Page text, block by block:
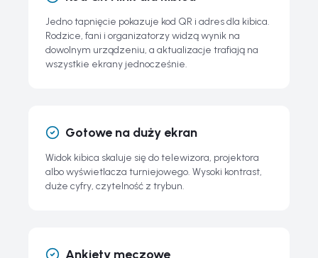
Jedno tapnięcie pokazuje kod QR i adres dla kibica.
Rodzice, fani i organizatorzy widzą wynik na
dowolnym urządzeniu, a aktualizacje trafiają na
wszystkie ekrany jednocześnie.
Gotowe na duży ekran
Widok kibica skaluje się do telewizora, projektora
albo wyświetlacza turniejowego. Wysoki kontrast,
duże cyfry, czytelność z trybun.
Ankiety meczowe